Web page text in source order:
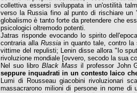
collettiva essersi sviluppata in un'ostilità
verso la Russia fino al punto di rischiare un
globalismo è tanto forte da pretendere che
psicologici oltremodo potenti.
Jatras risponde evocando lo spirito
contraria allaRussia in quanto tale, contro
vittime del repulisti; Lenin disse allora "Io
rivoluzione mondiale [ovvero, secodo la sua
Nel suo libro Black Mass il professor John
seppure inquadrati in un contesto laico
Lumi di Rousseau giacobini rivoluzionari
massacrarono milioni di persone in nome di